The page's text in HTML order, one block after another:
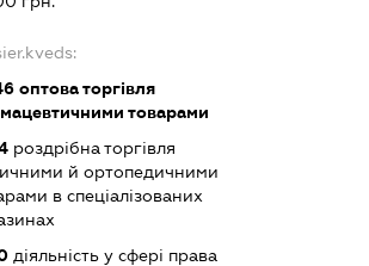
оптова торгівля
товарами
роздрібна торгівля
й ортопедичними
в спеціалізованих
діяльність у сфері права